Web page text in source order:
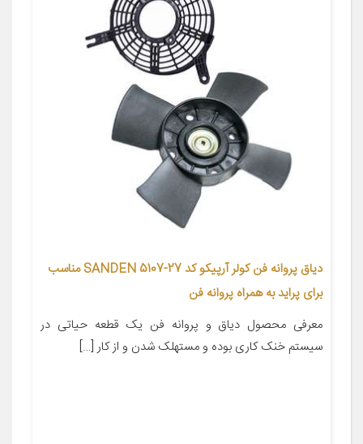
دیاق پروانه فن کولر آرپیکو کد SANDEN 5107-27 مناسب
برای پراید به همراه پروانه فن
معرفی محصول دیاق و پروانه فن یک قطعه حیاتی در
سیستم خنک کاری بوده و مستهلک شدن و از کار […]